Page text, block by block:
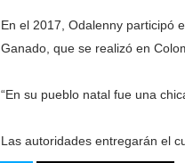
En el 2017, Odalenny participó
Ganado, que se realizó en
“En su pueblo natal fue una
Las autoridades entregarán el